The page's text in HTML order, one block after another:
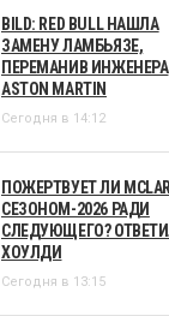
BILD: RED BULL НАШЛА
ЗАМЕНУ ЛАМБЬЯЗЕ,
ПЕРЕМАНИВ ИНЖЕНЕРА
ASTON MARTIN
Сегодня в 14:12
ПОЖЕРТВУЕТ ЛИ
СЕЗОНОМ-2026 РАДИ
СЛЕДУЮЩЕГО?
ХОУЛДИ
Сегодня в 13:15